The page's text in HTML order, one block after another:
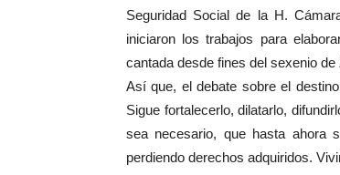
Seguridad Social de la H.
iniciaron los trabajos para
cantada desde fines del sexenio de
Así que, el debate sobre el
Sigue fortalecerlo, dilatarlo,
sea necesario, que hasta ahora
perdiendo derechos adquiridos.